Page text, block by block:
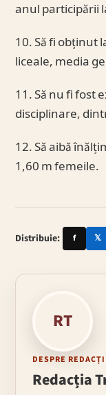
anul participării
10. Să fi obținut
liceale, media
11. Să nu fi fost
disciplinare,
12. Să aibă
1,60 m femeile.
Distribuie: f 𝕏
RT
DESPRE
Redacția